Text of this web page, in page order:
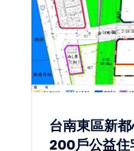
台南東區新
200戶公益住